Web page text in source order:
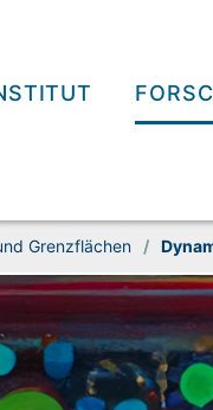
Grenz­flächen /